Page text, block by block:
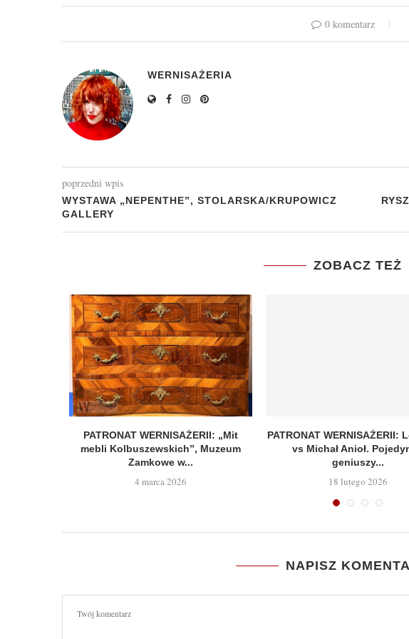
0 komentarz
WERNISAŻERIA
poprzedni wpis
WYSTAWA „NEPENTHE”, STOLARSKA/KRUPOWICZ
GALLERY
ZOBACZ TEŻ
PATRONAT WERNISAŻERII: „Mit
mebli Kolbuszewskich”, Muzeum
Zamkowe w...
4 marca 2026
PATRONAT WERNISAŻERII:
vs Michał Anioł.
geniuszy...
18 lutego 2026
NAPISZ